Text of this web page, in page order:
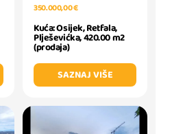
350.000,00 €
Kuća: Osijek, Retfala,
Plješevićka, 420.00 m2
(prodaja)
SAZNAJ VIŠE